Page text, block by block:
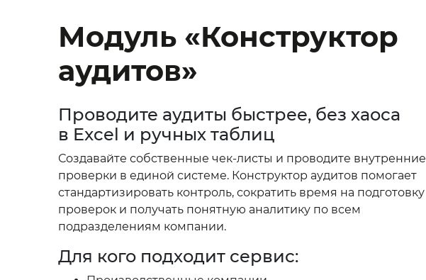
Модуль «Конструктор
аудитов»
Проводите аудиты быстрее, без хаоса
в Excel и ручных таблиц
Создавайте собственные чек‑листы и проводите внутренние
проверки в единой системе. Конструктор аудитов помогает
стандартизировать контроль, сократить время на подготовку
проверок и получать понятную аналитику по всем
подразделениям компании.
Для кого подходит сервис: